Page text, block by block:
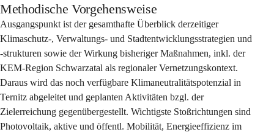
Methodische Vorgehensweise
Ausgangspunkt ist der gesamthafte Überblick derzeitiger
Klimaschutz-, Verwaltungs- und Stadtentwicklungsstrategien und
-strukturen sowie der Wirkung bisheriger Maßnahmen, inkl. der
KEM-Region Schwarzatal als regionaler Vernetzungskontext.
Daraus wird das noch verfügbare Klimaneutralitätspotenzial in
Ternitz abgeleitet und geplanten Aktivitäten bzgl. der
Zielerreichung gegenübergestellt. Wichtigste Stoßrichtungen sind
Photovoltaik, aktive und öffentl. Mobilität, Energieeffizienz im